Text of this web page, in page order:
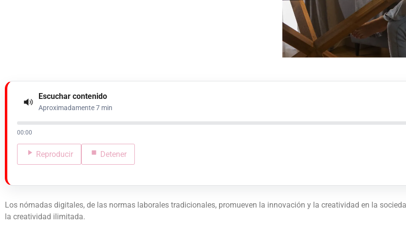
Escuchar contenido
Aproximadamente 7 min
00:00
Reproducir Detener
Los nómadas digitales, de las normas laborales tradicionales, promueven la innovación y la creatividad en la
la creatividad ilimitada.